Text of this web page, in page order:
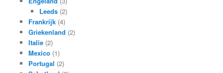
Leeds (2)
Frankrijk(4)
Griekenland (2)
Italie(2)
Mexico(1)
Portugal (2)